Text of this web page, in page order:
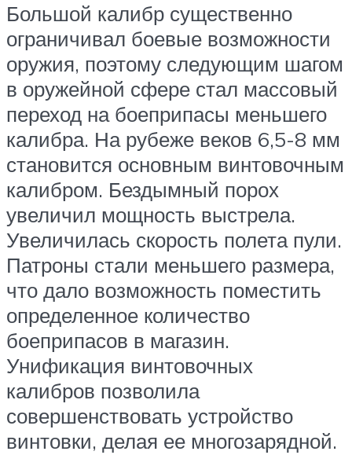
Большой калибр существенно
ограничивал боевые возможности
оружия, поэтому следующим шагом
в оружейной сфере стал массовый
переход на боеприпасы меньшего
калибра. На рубеже веков 6,5-8 мм
становится основным винтовочным
калибром. Бездымный порох
увеличил мощность выстрела.
Увеличилась скорость полета пули.
Патроны стали меньшего размера,
что дало возможность поместить
определенное количество
боеприпасов в магазин.
Унификация винтовочных
калибров позволила
совершенствовать устройство
винтовки, делая ее многозарядной.